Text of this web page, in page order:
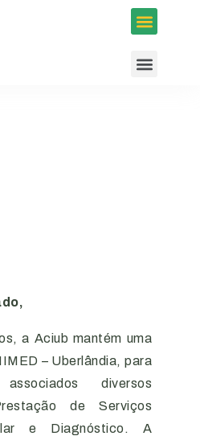
a Aciub mantém uma
– Uberlândia, para
diversos
de Serviços
e Diagnóstico. A